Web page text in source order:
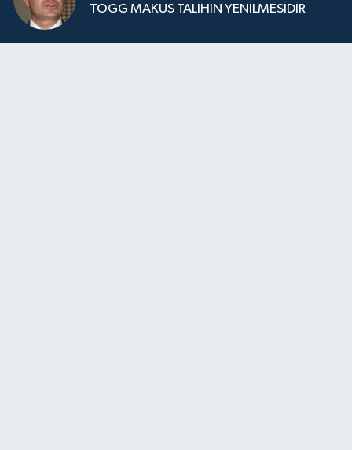
TOGG MAKUS TALİHİN YENİLMESİDİR